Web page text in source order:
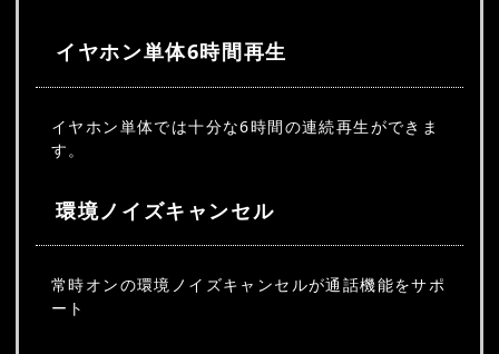
イヤホン単体6時間再生
イヤホン単体では十分な6時間の連続再生ができま
す。
環境ノイズキャンセル
常時オンの環境ノイズキャンセルが通話機能をサポ
ート